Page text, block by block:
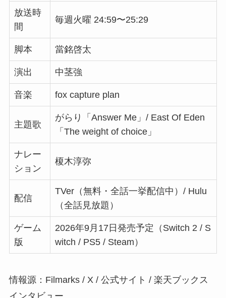
放送時
間
毎週火曜 24:59〜25:29
脚本 當銘啓太
演出 中茎強
音楽 fox capture plan
主題歌
がらり「Answer Me」/ East Of Eden
「The weight of choice」
ナレー
ション
榎木淳弥
配信
TVer（無料・全話一挙配信中）/ Hulu
（全話見放題）
ゲーム
版
2026年9月17日発売予定（Switch 2 / S
witch / PS5 / Steam）
情報源：Filmarks / X / 公式サイト / 楽天ブックス
インタビュー